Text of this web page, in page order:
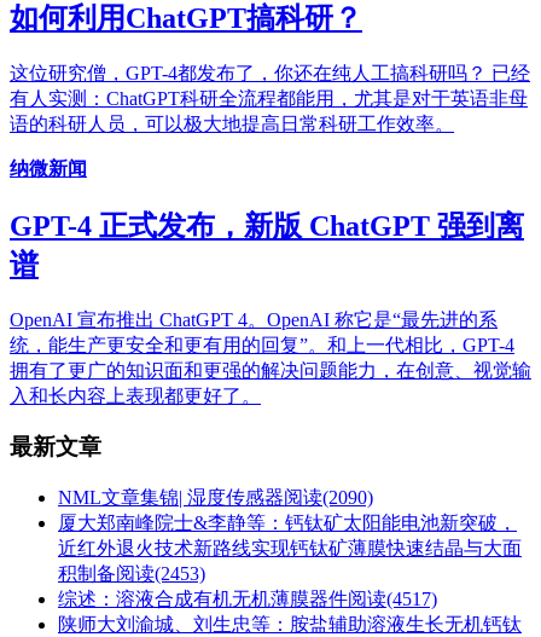
如何利用ChatGPT搞科研？
这位研究僧，GPT-4都发布了，你还在纯人工搞科研吗？ 已经
有人实测：ChatGPT科研全流程都能用，尤其是对于英语非母
语的科研人员，可以极大地提高日常科研工作效率。
纳微新闻
GPT-4 正式发布，新版 ChatGPT 强到离
谱
OpenAI 宣布推出 ChatGPT 4。OpenAI 称它是“最先进的系
统，能生产更安全和更有用的回复”。和上一代相比，GPT-4
拥有了更广的知识面和更强的解决问题能力，在创意、视觉输
入和长内容上表现都更好了。
最新文章
NML文章集锦| 湿度传感器阅读(2090)
厦大郑南峰院士&李静等：钙钛矿太阳能电池新突破，
近红外退火技术新路线实现钙钛矿薄膜快速结晶与大面
积制备阅读(2453)
综述：溶液合成有机无机薄膜器件阅读(4517)
陕师大刘渝城、刘生忠等：胺盐辅助溶液生长无机钙钛